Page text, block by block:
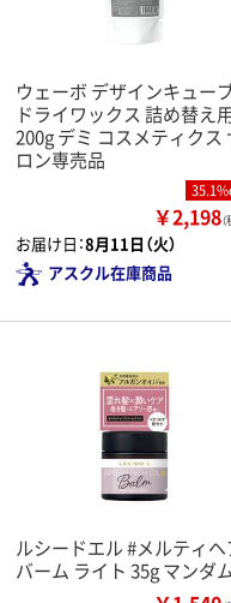
ウェーボ デザインキュー
ドライワックス 詰め替え
200g デミ コスメティクス
ロン専売品
￥2,198
お届け日：8月11日（火）
アスクル在庫商品
ルシードエル #メルティヘ
バーム ライト 35g マンダ